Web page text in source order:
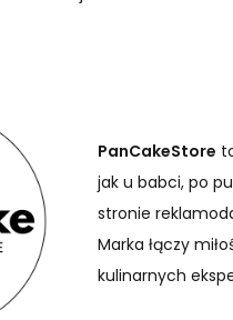
PanCakeStore
jak u babci, po
stronie
Marka łączy
kulinarnych